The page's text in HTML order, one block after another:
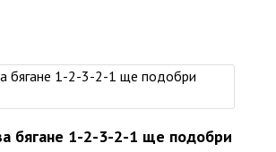
бягане 1-2-3-2-1 ще подобри